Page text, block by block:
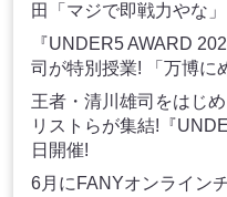
田「マジで即戦力やな」
『UNDER5 AWARD
司が特別授業! 「万博に
王者・清川雄司をはじ
リストらが集結!『
日開催!
6月にFANYオンライン